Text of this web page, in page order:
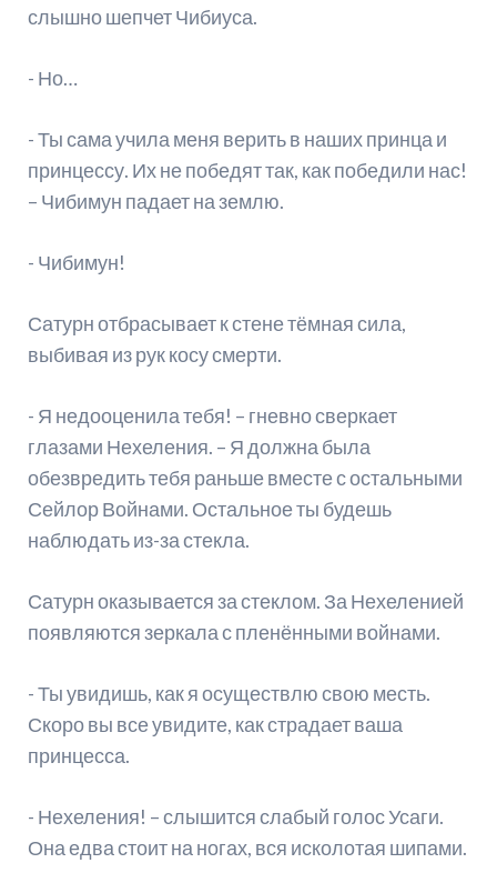
слышно шепчет Чибиуса.
- Но…
- Ты сама учила меня верить в наших принца и
принцессу. Их не победят так, как победили нас!
– Чибимун падает на землю.
- Чибимун!
Сатурн отбрасывает к стене тёмная сила,
выбивая из рук косу смерти.
- Я недооценила тебя! – гневно сверкает
глазами Нехеления. – Я должна была
обезвредить тебя раньше вместе с остальными
Сейлор Войнами. Остальное ты будешь
наблюдать из-за стекла.
Сатурн оказывается за стеклом. За Нехеленией
появляются зеркала с пленёнными войнами.
- Ты увидишь, как я осуществлю свою месть.
Скоро вы все увидите, как страдает ваша
принцесса.
- Нехеления! – слышится слабый голос Усаги.
Она едва стоит на ногах, вся исколотая шипами.